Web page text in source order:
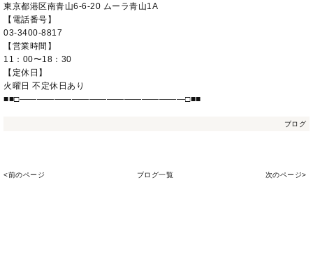
東京都港区南青山6-6-20 ムーラ青山1A
【電話番号】
03-3400-8817
【営業時間】
11：00〜18：30
【定休日】
火曜日 不定休日あり
■■□―――――――――――――――――――□■■
ブログ
<前のページ ブログ一覧 次のページ>